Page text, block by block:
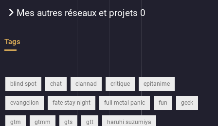
Mes autres réseaux et projets 0
Tags
blind spot chat clannad critique epitanime
evangelion fate stay night full metal panic fun geek
gtm gtmm gts gtt haruhi suzumiya